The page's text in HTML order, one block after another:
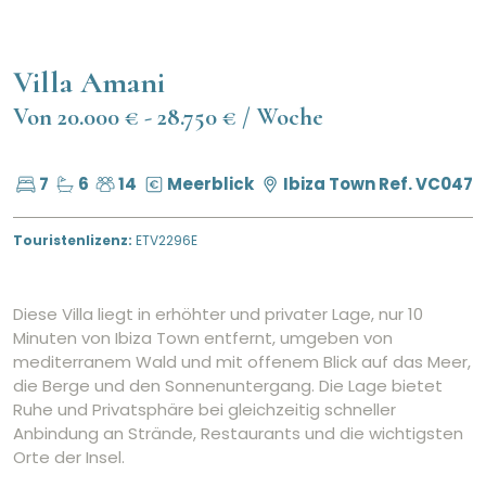
Villa Amani
Von 20.000 € - 28.750 € / Woche
7 6 14 Meerblick Ibiza Town Ref. VC047
Touristenlizenz: ETV2296E
Diese Villa liegt in erhöhter und privater Lage, nur 10
Minuten von Ibiza Town entfernt, umgeben von
mediterranem Wald und mit offenem Blick auf das Meer,
die Berge und den Sonnenuntergang. Die Lage bietet
Ruhe und Privatsphäre bei gleichzeitig schneller
Anbindung an Strände, Restaurants und die wichtigsten
Orte der Insel.